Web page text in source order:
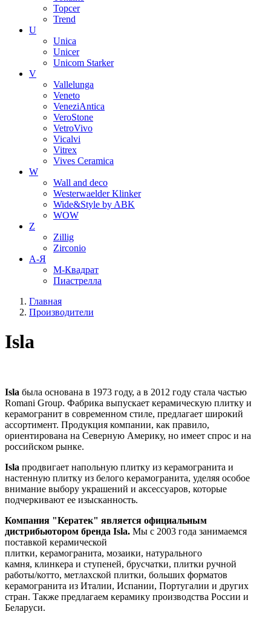
Topcer
Trend
U
Unica
Unicer
Unicom Starker
V
Vallelunga
Veneto
VeneziAntica
VeroStone
VetroVivo
Vicalvi
Vitrex
Vives Ceramica
W
Wall and deco
Westerwaelder Klinker
Wide&Style by ABK
WOW
Z
Zillig
Zirconio
А-Я
М-Квадрат
Пиастрелла
Главная
Производители
Isla
Isla была основана в 1973 году, а в 2012 году стала частью
Romani Group. Фабрика выпускает керамическую плитку и
керамогранит в современном стиле, предлагает широкий
ассортимент. Продукция компании, как правило,
ориентирована на Северную Америку, но имеет спрос и на
российском рынке.
Isla продвигает напольную плитку из керамогранита и
настенную плитку из белого керамогранита, уделяя особое
внимание выбору украшений и аксессуаров, которые
подчеркивают ее изысканность.
Компания "Кератек" является официальным
дистрибьютором бренда Isla. Мы с 2003 года занимаемся
поставкой керамической
плитки, керамогранита, мозаики, натурального
камня, клинкера и ступеней, брусчатки, плитки ручной
работы/котто, метлахской плитки, больших форматов
керамогранита из Италии, Испании, Португалии и других
стран. Также предлагаем керамику производства России и
Беларуси.